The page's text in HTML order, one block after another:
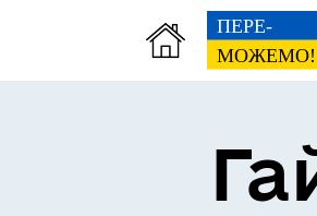
Про громаду